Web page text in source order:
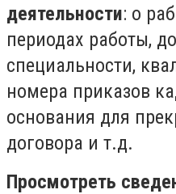
деятельности: о
периодах работы,
специальности,
номера приказов
основания для
договора и т.д.
Просмотреть